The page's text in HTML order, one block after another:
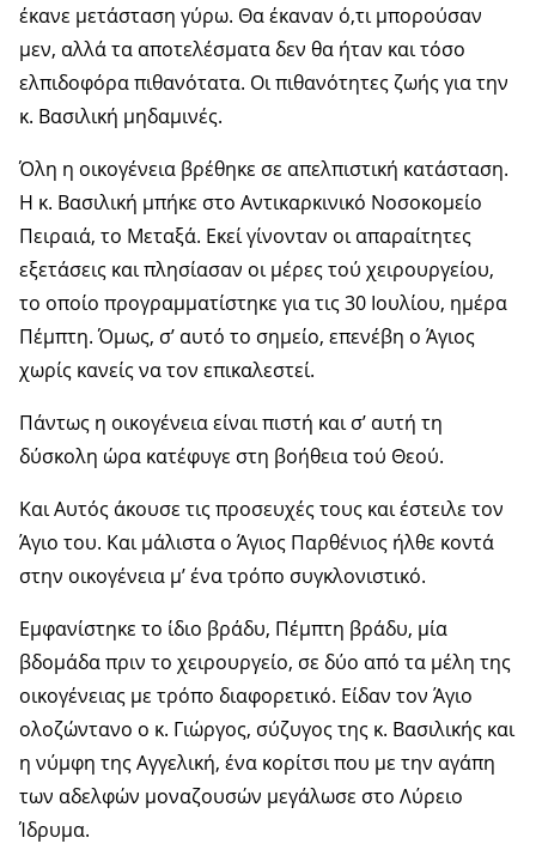
έκανε μετάσταση γύρω. Θα έκαναν ό,τι μπορούσαν
μεν, αλλά τα αποτελέσματα δεν θα ήταν και τόσο
ελπιδοφόρα πιθανότατα. Οι πιθανότητες ζωής για την
κ. Βασιλική μηδαμινές.
Όλη η οικογένεια βρέθηκε σε απελπιστική κατάσταση.
Η κ. Βασιλική μπήκε στο Αντικαρκινικό Νοσοκομείο
Πειραιά, το Μεταξά. Εκεί γίνονταν οι απαραίτητες
εξετάσεις και πλησίασαν οι μέρες τού χειρουργείου,
το οποίο προγραμματίστηκε για τις 30 Ιουλίου, ημέρα
Πέμπτη. Όμως, σ’ αυτό το σημείο, επενέβη ο Άγιος
χωρίς κανείς να τον επικαλεστεί.
Πάντως η οικογένεια είναι πιστή και σ’ αυτή τη
δύσκολη ώρα κατέφυγε στη βοήθεια τού Θεού.
Και Αυτός άκουσε τις προσευχές τους και έστειλε τον
Άγιο του. Και μάλιστα ο Άγιος Παρθένιος ήλθε κοντά
στην οικογένεια μ’ ένα τρόπο συγκλονιστικό.
Εμφανίστηκε το ίδιο βράδυ, Πέμπτη βράδυ, μία
βδομάδα πριν το χειρουργείο, σε δύο από τα μέλη της
οικογένειας με τρόπο διαφορετικό. Είδαν τον Άγιο
ολοζώντανο ο κ. Γιώργος, σύζυγος της κ. Βασιλικής και
η νύμφη της Αγγελική, ένα κορίτσι που με την αγάπη
των αδελφών μοναζουσών μεγάλωσε στο Λύρειο
Ίδρυμα.